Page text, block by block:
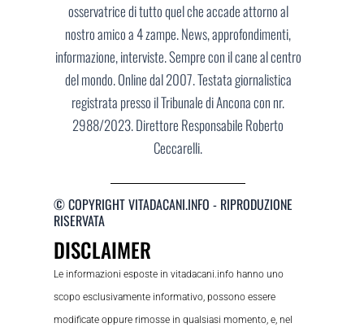
osservatrice di tutto quel che accade attorno al
nostro amico a 4 zampe. News, approfondimenti,
informazione, interviste. Sempre con il cane al centro
del mondo. Online dal 2007. Testata giornalistica
registrata presso il Tribunale di Ancona con nr.
2988/2023. Direttore Responsabile Roberto
Ceccarelli.
© COPYRIGHT VITADACANI.INFO - RIPRODUZIONE
RISERVATA
DISCLAIMER
Le informazioni esposte in vitadacani.info hanno uno
scopo esclusivamente informativo, possono essere
modificate oppure rimosse in qualsiasi momento, e, nel